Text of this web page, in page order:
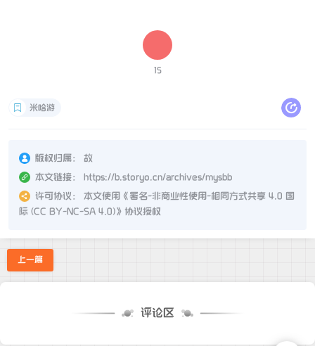
15
米哈游
版权归属：
故
本文链接：
https://b.storyo.cn/archives/mysbb
许可协议：
本文使用《署名-非商业性使用-相同方式共享 4.0 国
际 (CC BY-NC-SA 4.0)》协议授权
上一篇
评论区